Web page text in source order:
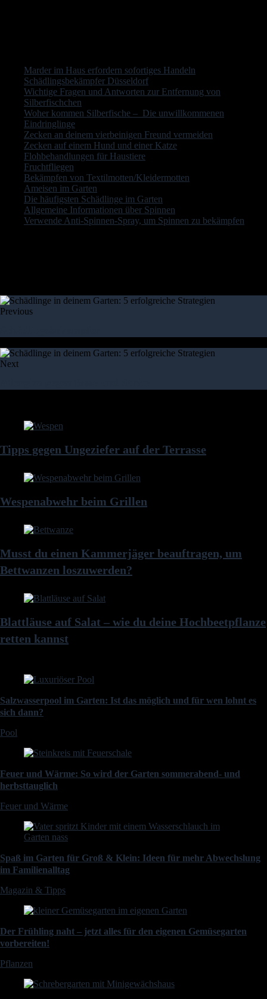
Marder im Haus erfordern sofortiges Handeln
Schädlingsbekämpfer Düsseldorf
Wichtige Fragen und Antworten zur Entfernung von
Silberfischchen
Woher kommen Silberfische – Die unwillkommenen
Eindringlinge
Zecken an deinem vierbeinigen Freund vermeiden
Zecken auf einem Hund und einer Katze
Flohbehandlungen für Haustiere
Fruchtfliegen
Bekämpfen von Textilmotten/Kleidermotten
Ameisen im Garten
Die häufigsten Schädlinge im Garten
Allgemeine Informationen über Spinnen
Verwende Anti-Spinnen-Spray, um Spinnen zu bekämpfen
Previous
Next
Tipps gegen Ungeziefer auf der Terrasse
Wespenabwehr beim Grillen
Musst du einen Kammerjäger beauftragen, um
Bettwanzen loszuwerden?
Blattläuse auf Salat – wie du deine Hochbeetpflanze
retten kannst
Salzwasserpool im Garten: Ist das möglich und für wen lohnt es
sich dann?
Pool
Feuer und Wärme: So wird der Garten sommerabend- und
herbsttauglich
Feuer und Wärme
Spaß im Garten für Groß & Klein: Ideen für mehr Abwechslung
im Familienalltag
Magazin & Tipps
Der Frühling naht – jetzt alles für den eigenen Gemüsegarten
vorbereiten!
Pflanzen